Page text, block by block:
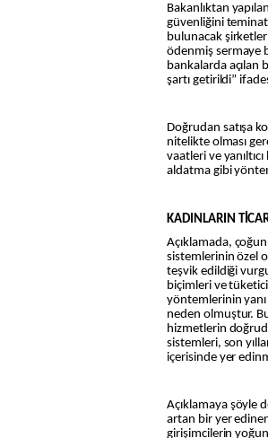
Bakanlıktan
güvenliğini
bulunacak
ödenmiş sermaye
bankalarda açılan
şartı getirildi”
Doğrudan satışa
nitelikte olması
vaatleri ve
aldatma gibi
KADINLARIN
Açıklamada,
sistemlerinin özel
teşvik edildiği
biçimleri ve
yöntemlerinin yanı
neden olmuştur.
hizmetlerin
sistemleri, son
içerisinde yer
Açıklamaya şöyle
artan bir yer
girişimcilerin yoğun